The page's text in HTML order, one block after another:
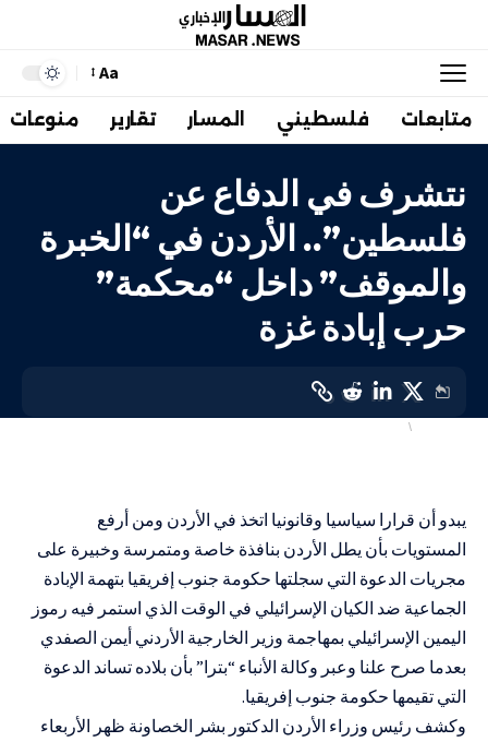
Aa
متابعات فلسطيني المسار تقارير منوعات
نتشرف في الدفاع عن
فلسطين”.. الأردن في “الخبرة
والموقف” داخل “محكمة”
حرب إبادة غزة
أهم الاخبارعربي
يبدو أن قرارا سياسيا وقانونيا اتخذ في الأردن ومن أرفع
المستويات بأن يطل الأردن بنافذة خاصة ومتمرسة وخبيرة على
مجريات الدعوة التي سجلتها حكومة جنوب إفريقيا بتهمة الإبادة
الجماعية ضد الكيان الإسرائيلي في الوقت الذي استمر فيه رموز
اليمين الإسرائيلي بمهاجمة وزير الخارجية الأردني أيمن الصفدي
بعدما صرح علنا وعبر وكالة الأنباء “بترا” بأن بلاده تساند الدعوة
التي تقيمها حكومة جنوب إفريقيا.
وكشف رئيس وزراء الأردن الدكتور بشر الخصاونة ظهر الأربعاء